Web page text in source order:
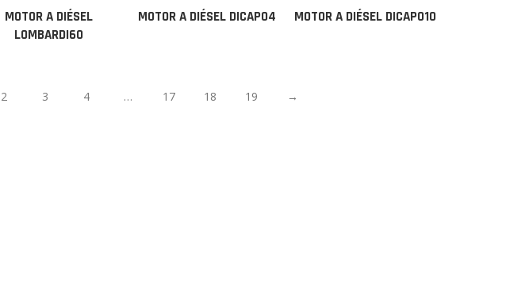
MOTOR A DIÉSEL
LOMBARDI60
MOTOR A DIÉSEL DICAPO4 MOTOR A DIÉSEL DICAPO10
2 3 4 … 17 18 19 →